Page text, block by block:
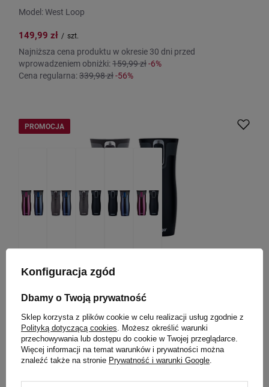
Model: West Loop
149,99 zł / szt.
Najniższa cena produktu w okresie 30 dni przed
wprowadzeniem obniżki:159,99 zł-6%
Cena regularna:339,98 zł-56%
PROMOCJA
Zestaw kubków termicznych Contigo West Loop 2.0
470ml - Grafitowy Mat + Czarny Mat
Model: West Loop
149,99 zł / szt.
Najniższa cena produktu w okresie 30 dni przed
wprowadzeniem obniżki:189,99 zł-21%
Cena regularna:319,98 zł-53%
Konfiguracja zgód
Dbamy o Twoją prywatność
Sklep korzysta z plików cookie w celu realizacji usług zgodnie z
Polityką dotyczącą cookies . Możesz określić warunki
przechowywania lub dostępu do cookie w Twojej przeglądarce.
Więcej informacji na temat warunków i prywatności można
znaleźć także na stronie Prywatność i warunki Google